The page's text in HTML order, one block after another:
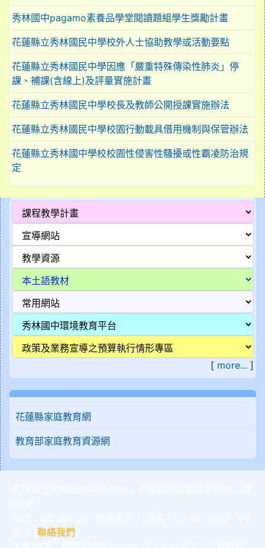
秀林國中pagamo素養品學堂閱讀題組學生獎勵計畫
花蓮縣立秀林國民中學校外人士協助教學或活動要點
花蓮縣立秀林國民中學因應「嚴重特殊傳染性肺炎」停
課、補課(含線上)及評量實施計畫
花蓮縣立秀林國民中學校長及教師公開授課實施辦法
花蓮縣立秀林國民中學校園行動載具借用機制與保管辦法
花蓮縣立秀林國中學校校園性侵害性騷擾或性霸凌防治規
定
[ more... ]
花蓮縣家庭教育網
教育部家庭教育資源網
聯絡我們